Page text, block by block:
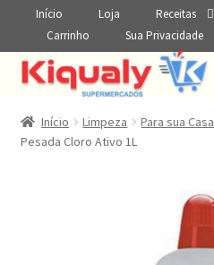
Início Loja Receitas
Carrinho
Sua Privacidade
Início Limpeza Para sua Casa
Pesada Cloro Ativo 1L